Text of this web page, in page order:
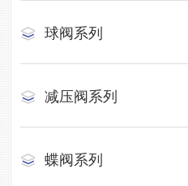
球阀系列
减压阀系列
蝶阀系列